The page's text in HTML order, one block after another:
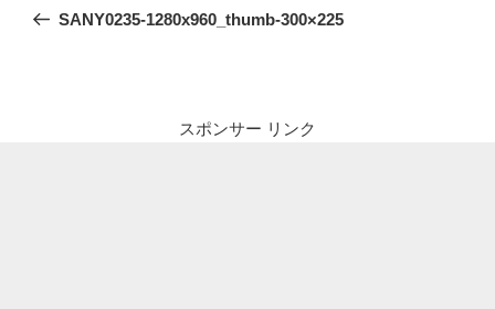
ナ
の
SANY0235-1280x960_thumb-300×225
スポンサー リンク